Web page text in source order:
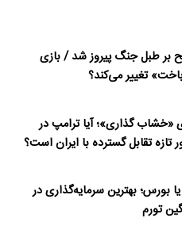
بر طبل جنگ پیروز شد / بازی
تغییر می‌کند؟
«خشاب گذاری»؛ آیا ترامپ در
تازه تقابل گسترده با ایران است؟
یا بورس؛ بهترین سرمایه‌گذاری در
تورم